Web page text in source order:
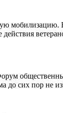
мобилизацию.
действия
до сих пор не